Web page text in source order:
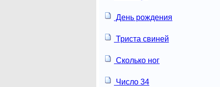
День рождения
Триста свиней
Сколько ног
Число 34